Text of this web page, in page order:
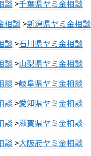
談 >千葉県ヤミ金相談
相談 >新潟県ヤミ金相談
談 >石川県ヤミ金相談
談 >山梨県ヤミ金相談
談 >岐阜県ヤミ金相談
談 >愛知県ヤミ金相談
談 >滋賀県ヤミ金相談
談 >大阪府ヤミ金相談